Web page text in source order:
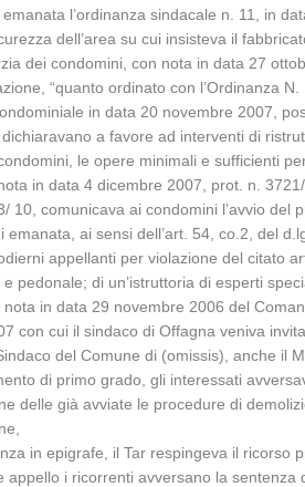
l’ordinanza sindacale n. 11, in
dell’area su cui insisteva il
dei condomini, con nota in data 27
“quanto ordinato con l’Ordinanza
in data 20 novembre 2007,
a favore ad interventi di
le opere minimali e sufficienti
in data 4 dicembre 2007, prot. n.
10, comunicava ai condomini l’avvio del
emanata, ai sensi dell’art. 54, co.2, del
appellanti per violazione del citato
pedonale; di un’istruttoria di esperti
in data 29 novembre 2006 del
con cui il sindaco di Offagna veniva
del Comune di (omissis), anche il
di primo grado, gli interessati
delle già avviate le procedure di
in epigrafe, il Tar respingeva il ricorso
appello i ricorrenti avversano la